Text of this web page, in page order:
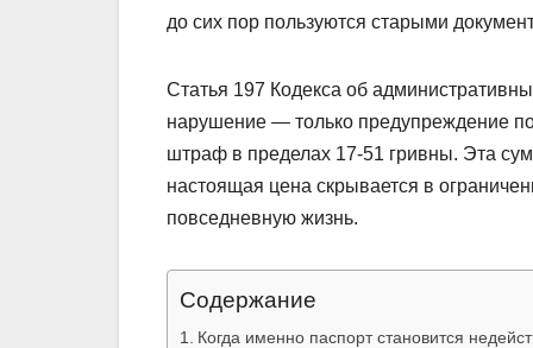
до сих пор пользуются старыми
Статья 197 Кодекса об
нарушение — только предупреждение
штраф в пределах 17-51 гривны. Эта
настоящая цена скрывается в
повседневную жизнь.
Содержание
Когда именно паспорт становится